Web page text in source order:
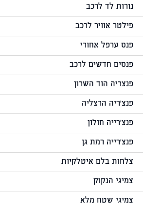
נורות לד לרכב
פילטר אוויר לרכב
פנס ערפל אחורי
פנסים חדשים לרכב
פנצריה הוד השרון
פנצ'ריה הרצליה
פנצ'רייה חולון
פנצ'רייה רמת גן
צלחות בלם איטלקיות
צמיגי הנקוק
צמיגי שטח מלא